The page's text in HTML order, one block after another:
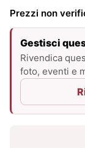
Prezzi non
Gestisci
Rivendica
foto, eventi e